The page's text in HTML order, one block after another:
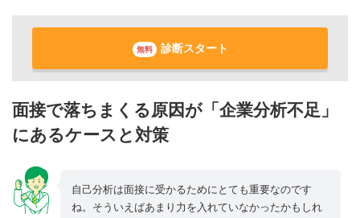
無料 診断スタート
面接で落ちまくる原因が「企業分析不足」
にあるケースと対策
自己分析は面接に受かるためにとても重要なのです
ね。そういえばあまり力を入れていなかったかもしれ